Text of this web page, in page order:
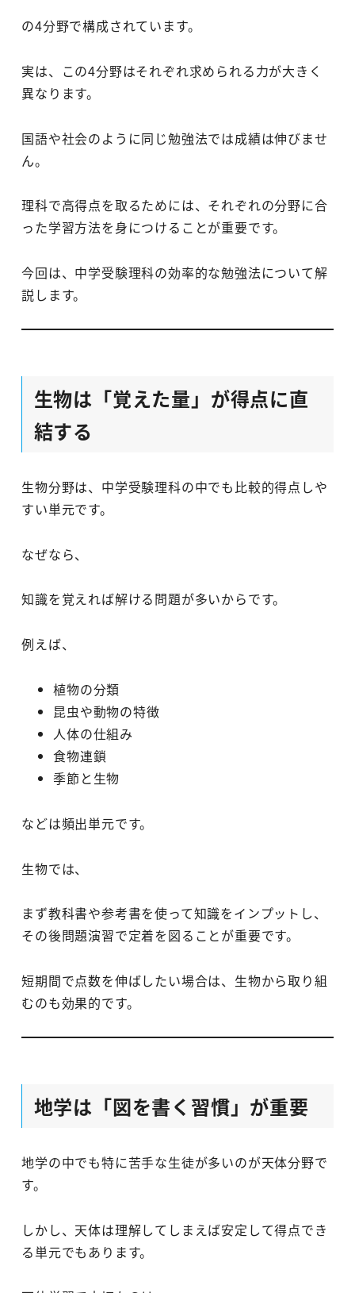
の4分野で構成されています。
実は、この4分野はそれぞれ求められる力が大きく
異なります。
国語や社会のように同じ勉強法では成績は伸びませ
ん。
理科で高得点を取るためには、それぞれの分野に合
った学習方法を身につけることが重要です。
今回は、中学受験理科の効率的な勉強法について解
説します。
生物は「覚えた量」が得点に直
結する
生物分野は、中学受験理科の中でも比較的得点しや
すい単元です。
なぜなら、
知識を覚えれば解ける問題が多いからです。
例えば、
植物の分類
昆虫や動物の特徴
人体の仕組み
食物連鎖
季節と生物
などは頻出単元です。
生物では、
まず教科書や参考書を使って知識をインプットし、
その後問題演習で定着を図ることが重要です。
短期間で点数を伸ばしたい場合は、生物から取り組
むのも効果的です。
地学は「図を書く習慣」が重要
地学の中でも特に苦手な生徒が多いのが天体分野で
す。
しかし、天体は理解してしまえば安定して得点でき
る単元でもあります。